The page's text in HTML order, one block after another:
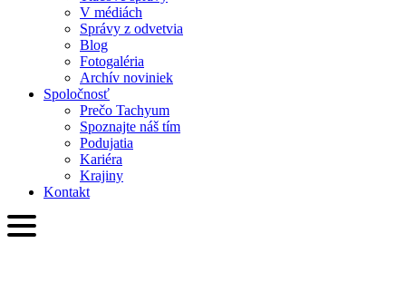
V médiách
Správy z odvetvia
Blog
Fotogaléria
Archív noviniek
Spoločnosť
Prečo Tachyum
Spoznajte náš tím
Podujatia
Kariéra
Krajiny
Kontakt